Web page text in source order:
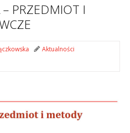
– PRZEDMIOT I
Aktualności